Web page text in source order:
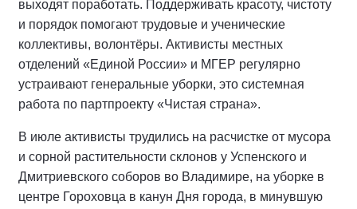
выходят поработать. Поддерживать красоту, чистоту
и порядок помогают трудовые и ученические
коллективы, волонтёры. Активисты местных
отделений «Единой России» и МГЕР регулярно
устраивают генеральные уборки, это системная
работа по партпроекту «Чистая страна».
В июле активисты трудились на расчистке от мусора
и сорной растительности склонов у Успенского и
Дмитриевского соборов во Владимире, на уборке в
центре Гороховца в канун Дня города, в минувшую